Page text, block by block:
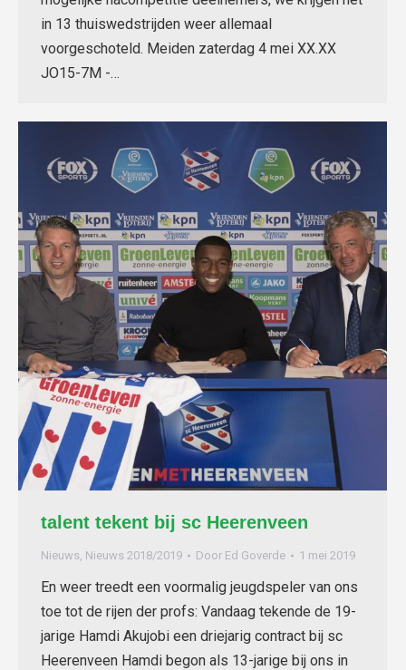
in 13 thuiswedstrijden weer allemaal
voorgeschoteld. Meiden zaterdag 4 mei XX.XX
JO15-7M -…
talent tekent bij sc Heerenveen
Nieuws, Nieuws 2018/2019 Door Ed Goverde 1 mei 2019
En weer treedt een voormalig jeugdspeler van ons
toe tot de rijen der profs: Vandaag tekende de 19-
jarige Hamdi Akujobi een driejarig contract bij sc
Heerenveen Hamdi begon als 13-jarige bij ons in